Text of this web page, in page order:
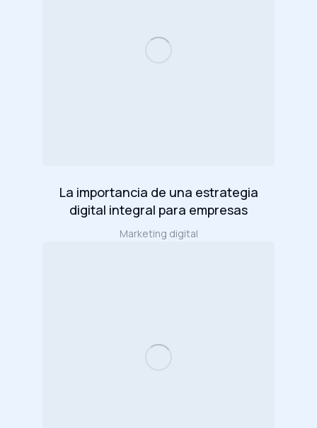
La importancia de una estrategia
digital integral para empresas
Marketing digital